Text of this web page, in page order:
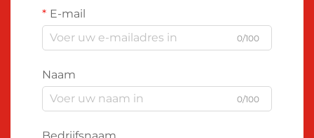
E-mail
0/100
Naam
0/100
Bedrijfsnaam